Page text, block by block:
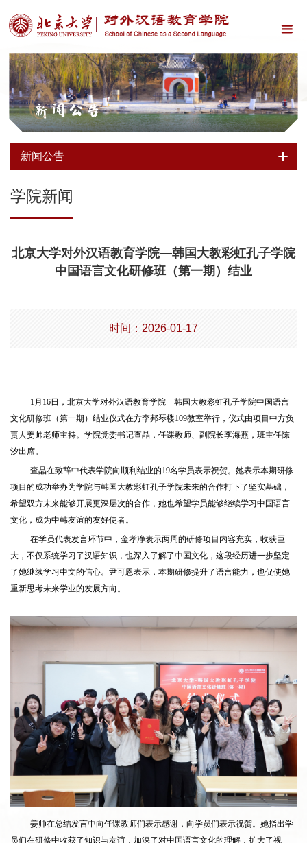
新闻公告
新闻公告
学院新闻
北京大学对外汉语教育学院—韩国大教彩虹孔子学院
中国语言文化研修班（第一期）结业
时间：2026-01-17
1月16日，北京大学对外汉语教育学院—韩国大教彩虹孔子学院中国语言
文化研修班（第一期）结业仪式在方李邦琴楼109教室举行，仪式由项目中方负
责人姜帅老师主持。学院党委书记查晶，任课教师、副院长李海燕，班主任陈
汐出席。
查晶在致辞中代表学院向顺利结业的19名学员表示祝贺。她表示本期研修
项目的成功举办为学院与韩国大教彩虹孔子学院未来的合作打下了坚实基础，
希望双方未来能够开展更深层次的合作，她也希望学员能够继续学习中国语言
文化，成为中韩友谊的友好使者。
在学员代表发言环节中，金孝净表示两周的研修项目内容充实，收获巨
大，不仅系统学习了汉语知识，也深入了解了中国文化，这段经历进一步坚定
了她继续学习中文的信心。尹可恩表示，本期研修提升了语言能力，也促使她
重新思考未来学业的发展方向。
姜帅在总结发言中向任课教师们表示感谢，向学员们表示祝贺。她指出学
员们在研修中收获了知识与友谊，加深了对中国语言文化的理解，扩大了视